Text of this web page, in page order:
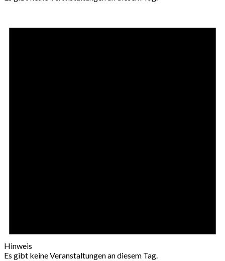
Hinweis
Es gibt keine Veranstaltungen an diesem Tag.